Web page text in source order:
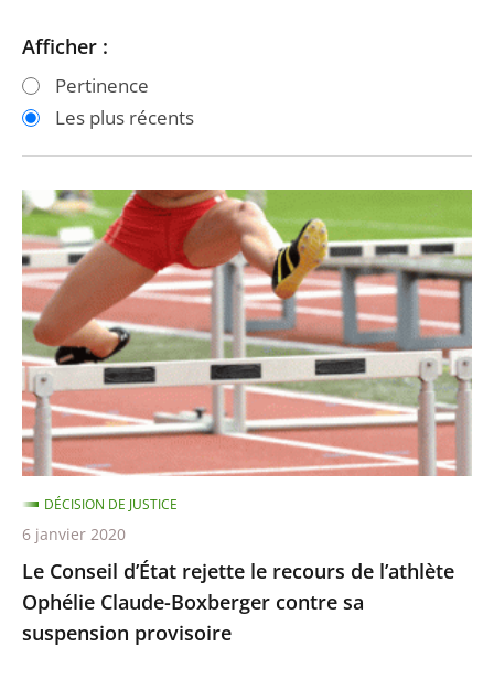
Passer
les
filtres
après
Passer
les
filtres
avant
Afficher :
Pertinence
Les plus récents
Le
Conseil
d’État
rejette
le
recours
de
l’athlète
Ophélie
Claude-
Boxberger
contre
sa
suspension
provisoire
Le Conseil d’État rejette le recours de l’athlète
Ophélie Claude-Boxberger contre sa
suspension provisoire
DÉCISION DE JUSTICE
6 janvier 2020